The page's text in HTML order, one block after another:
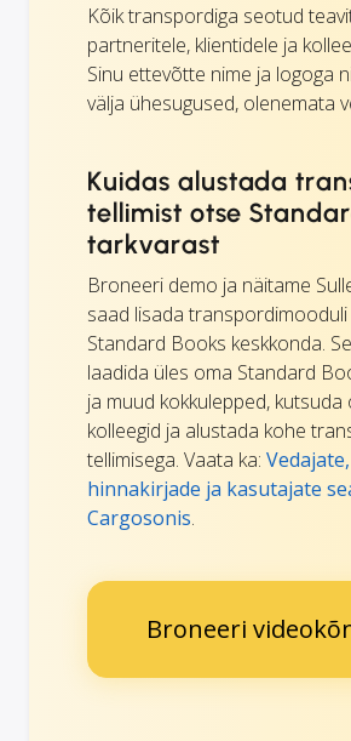
Kõik transpordiga seotud
partneritele, klientidele ja
Sinu ettevõtte nime ja logoga
välja ühesugused, olenemata
Kuidas alustada
tellimist otse
tarkvarast
Broneeri demo ja näitame
saad lisada
Standard Books keskkonda.
laadida üles oma Standard
ja muud kokkulepped, kutsuda
kolleegid ja alustada kohe
tellimisega. Vaata ka: Vedajate,
hinnakirjade ja kasutajate
Cargosonis.
Broneeri